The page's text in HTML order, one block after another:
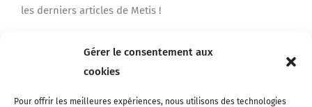
Gérer le consentement aux
cookies
Pour offrir les meilleures expériences, nous utilisons des technologies
les derniers articles de Metis !